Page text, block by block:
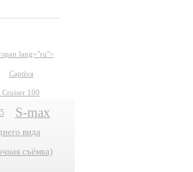
lang="ru">
Captiva
Cruiser 100
S-max
вида
съёмка)